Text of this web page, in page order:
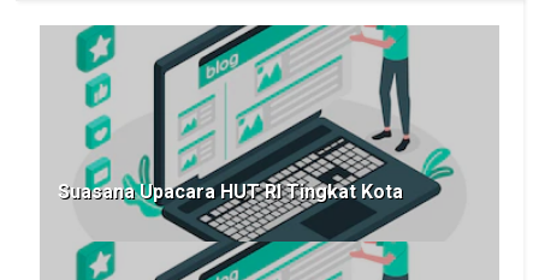
Suasana Upacara HUT RI Tingkat Kota